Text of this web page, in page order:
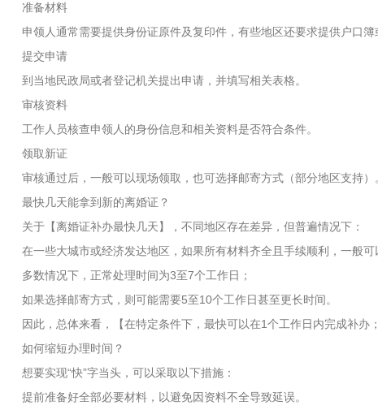
准备材料
申领人通常需要提供身份证原件及复印件，有些地区还要求提供户口簿
提交申请
到当地民政局或者登记机关提出申请，并填写相关表格。
审核资料
工作人员核查申领人的身份信息和相关资料是否符合条件。
领取新证
审核通过后，一般可以现场领取，也可选择邮寄方式（部分地区支持）
最快几天能拿到新的离婚证？
关于【离婚证补办最快几天】，不同地区存在差异，但普遍情况下：
在一些大城市或经济发达地区，如果所有材料齐全且手续顺利，一般可
多数情况下，正常处理时间为3至7个工作日；
如果选择邮寄方式，则可能需要5至10个工作日甚至更长时间。
因此，总体来看，【在特定条件下，最快可以在1个工作日内完成补办
如何缩短办理时间？
想要实现“快”字当头，可以采取以下措施：
提前准备好全部必要材料，以避免因资料不全导致延误。